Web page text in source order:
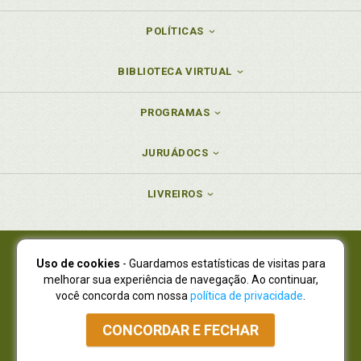
POLÍTICAS
BIBLIOTECA VIRTUAL
PROGRAMAS
JURUÁDOCS
LIVREIROS
Juruá Editora Ltda., CNPJ 77.535.508/0001-19
Juruá Informática Ltda., CNPJ 01.701.561/0001-80
NOVO ENDEREÇO:R. Flávio Dallegrave, 7665, São Lourenço |
Curitiba - Paraná - CEP 82210-310
Atendimento: (41) 4009-3900|Vendas Atacado: (41) 4009-3939
Atendimento via Whatsapp
Uso de cookies - Guardamos estatísticas de visitas para
melhorar sua experiência de navegação. Ao continuar,
você concorda com nossa política de privacidade
CONCORDAR E FECHAR